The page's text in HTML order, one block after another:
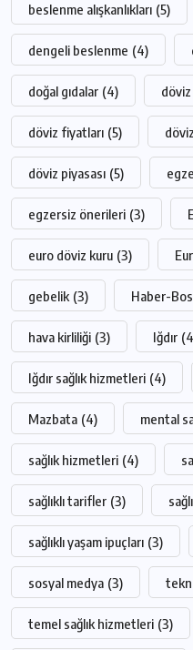
beslenme alışkanlıkları (5)
dengeli beslenme (4)
doğal gıdalar (4) döviz
döviz fiyatları (5)
döviz piyasası (5)
egzersiz önerileri (3)
euro döviz kuru (3)
gebelik (3) Haber-
hava kirliliği (3) Iğdır
Iğdır sağlık hizmetleri (4)
Mazbata (4) mental
sağlık hizmetleri (4)
sağlıklı tarifler (3)
sağlıklı yaşam ipuçları (3)
sosyal medya (3)
temel sağlık hizmetleri (3)